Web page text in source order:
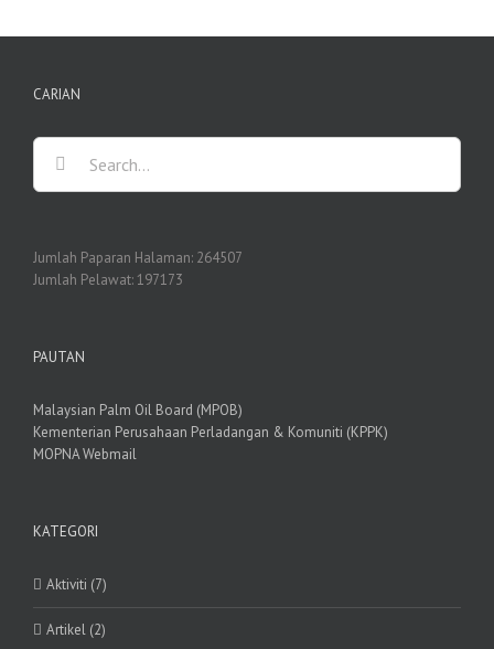
CARIAN
Search
Jumlah Paparan Halaman: 264507
Jumlah Pelawat:197173
PAUTAN
Malaysian Palm Oil Board (MPOB)
Kementerian Perusahaan Perladangan & Komuniti (KPPK)
MOPNA Webmail
KATEGORI
Aktiviti (7)
Artikel (2)